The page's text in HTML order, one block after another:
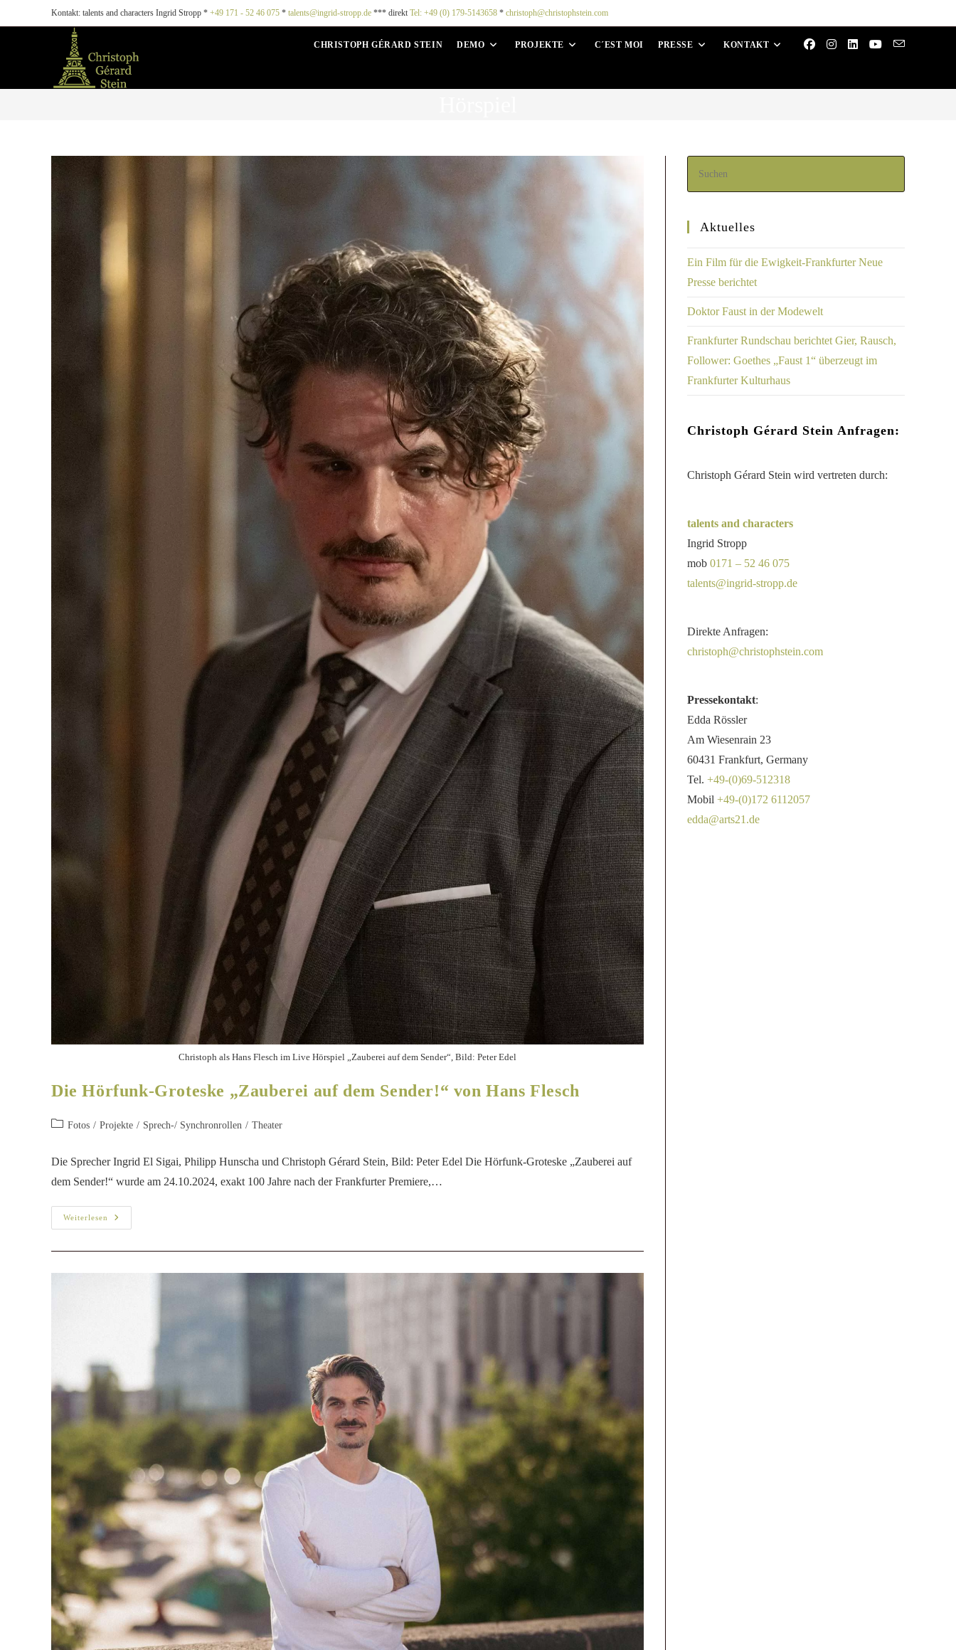
Kontakt: talents and characters Ingrid Stropp * +49 171 - 52 46 075 * talents@ingrid-stropp.de *** direkt Tel: +49 (0) 179-5143658 * christoph@christophstein.com
CHRISTOPH GÉRARD STEIN DEMO PROJEKTE C´EST MOI PRESSE KONTAKT
Christoph als Hans Flesch im Live Hörspiel „Zauberei auf dem Sender“, Bild: Peter Edel
Die Hörfunk-Groteske „Zauberei auf dem Sender!“ von Hans Flesch
Fotos / Projekte / Sprech-/ Synchronrollen / Theater
Die Sprecher Ingrid El Sigai, Philipp Hunscha und Christoph Gérard Stein, Bild: Peter Edel Die Hörfunk-Groteske „Zauberei auf
dem Sender!“ wurde am 24.10.2024, exakt 100 Jahre nach der Frankfurter Premiere,…
Weiterlesen
Aktuelles
Ein Film für die Ewigkeit-Frankfurter Neue
Presse berichtet
Doktor Faust in der Modewelt
Frankfurter Rundschau berichtet Gier, Rausch,
Follower: Goethes „Faust 1“ überzeugt im
Frankfurter Kulturhaus
Christoph Gérard Stein Anfragen:
Christoph Gérard Stein wird vertreten durch:
talents and characters
Ingrid Stropp
mob 0171 – 52 46 075
talents@ingrid-stropp.de
Direkte Anfragen:
christoph@christophstein.com
Pressekontakt:
Edda Rössler
Am Wiesenrain 23
60431 Frankfurt, Germany
Tel. +49-(0)69-512318
Mobil +49-(0)172 6112057
edda@arts21.de